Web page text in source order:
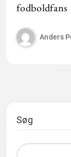
fodboldfans
Anders
Søg